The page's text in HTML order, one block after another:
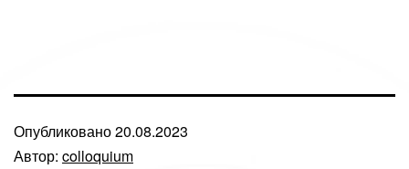
Опубликовано20.08.2023
Автор: colloquium